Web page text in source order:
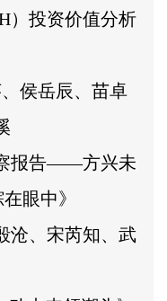
）投资价值分析
侯岳辰、苗卓
报告——方兴未
眼中》
沧、宋芮知、武